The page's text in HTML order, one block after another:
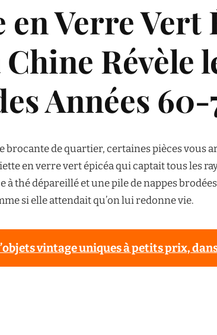
en Verre Vert
Révèle
Années 60-
brocante de quartier, certaines pièces vous
en verre vert épicéa qui captait tous les
à thé dépareillé et une pile de nappes
si elle attendait qu’on lui redonne vie.
vintage uniques à petits prix,